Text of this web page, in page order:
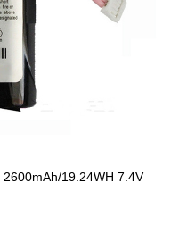
2600mAh/19.24WH 7.4V